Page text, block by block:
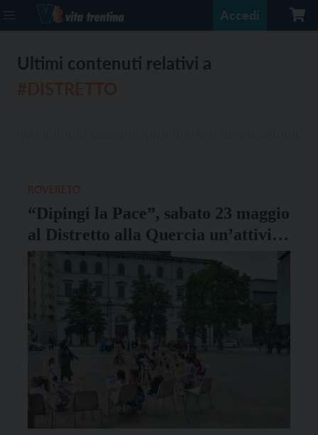
Accedi
Ultimi contenuti relativi a
“Dipingi la Pace”, sabato 23 maggio
al Distretto alla Quercia un’attività
per grandi e piccini